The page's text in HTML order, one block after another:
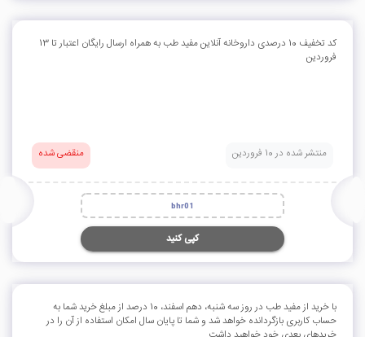
کد تخفیف 10 درصدی داروخانه آنلاین مفید طب به همراه ارسال رایگان اعتبار تا 13
فروردین
منتشر شده در 10 فروردین منقضی شده
bhr01
کپی کنید
با خرید از مفید طب در روز سه شنبه، دهم اسفند، 10 درصد از مبلغ خرید شما به
حساب کاربری بازگردانده خواهد شد و شما تا پایان سال امکان استفاده از آن را در